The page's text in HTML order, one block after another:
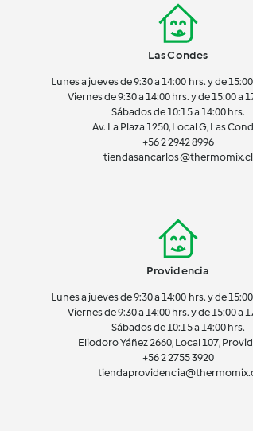
Las Condes
Lunes a jueves de 9:30 a 14:00 hrs. y de
Viernes de 9:30 a 14:00 hrs. y de 15:00 a
Sábados de 10:15 a 14:00 hrs.
Av. La Plaza 1250, Local G, Las
+56 2 2942 8996
tiendasancarlos@thermomix.cl
Providencia
Lunes a jueves de 9:30 a 14:00 hrs. y de
Viernes de 9:30 a 14:00 hrs. y de 15:00 a
Sábados de 10:15 a 14:00 hrs.
Eliodoro Yáñez 2660, Local 107,
+56 2 2755 3920